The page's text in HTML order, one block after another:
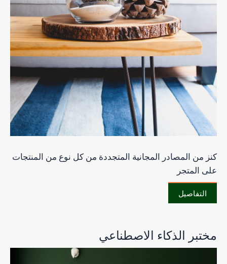
كنز من المصادر المجانية المتجددة من كل نوع من المنتجات
على المتجر
التفاصيل
مختبر الذكاء الاصطناعي